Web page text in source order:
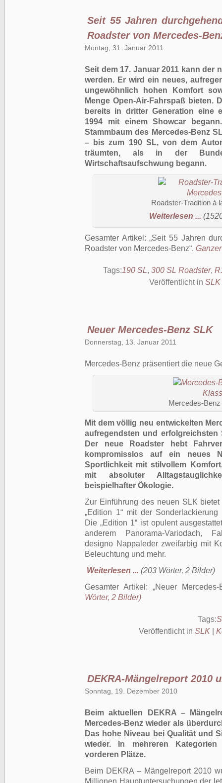
Seit 55 Jahren
Roadster von Mercedes-
Montag, 31. Januar 2011
Seit dem 17. Januar 2011 kann der
werden. Er wird ein neues,
ungewöhnlich hohen Komfort
Menge Open-Air-Fahrspaß bieten.
bereits in dritter Generation eine
1994 mit einem Showcar
Stammbaum des Mercedes-Benz
– bis zum 190 SL, von dem
träumten, als in der
Wirtschaftsaufschwung begann.
Roadster-Tradition á
Weiterlesen ...
Gesamter Artikel: Seit 55 Jahren
Roadster von Mercedes-Benz .
Tags:190 SL, 300 SL Roadster,
Veröffentlicht in SLK
Neuer Mercedes-Benz SLK
Donnerstag, 13. Januar 2011
Mercedes-Benz präsentiert die neue
Mercedes-
Mit dem völlig neu entwickelten
aufregendsten und
Der neue Roadster hebt
kompromisslos auf ein neues
Sportlichkeit mit stilvollem
mit absoluter
beispielhafter Ökologie.
Zur Einführung des neuen SLK
„Edition 1“ mit der
Die „Edition 1“ ist opulent
anderem Panorama-Variodach,
designo Nappaleder zweifarbig mit
Beleuchtung und mehr.
Weiterlesen ... (203 Wörter, 2 Bilder)
Gesamter Artikel: Neuer
Wörter, 2 Bilder)
Tags:
Veröffentlicht in SLK
DEKRA-Mängelreport 2010
Sonntag, 19. Dezember 2010
Beim aktuellen DEKRA –
Mercedes-Benz wieder als
Das hohe Niveau bei Qualität und
wieder. In mehreren
vorderen Plätze.
Beim DEKRA – Mängelreport 2010
Millionen Hauptuntersuchungen der